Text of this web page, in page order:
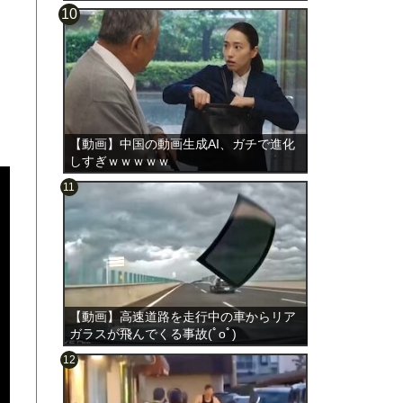
【動画】中国の動画生成AI、ガチで進化
しすぎｗｗｗｗｗ
【動画】高速道路を走行中の車からリア
ガラスが飛んでくる事故(ﾟoﾟ)